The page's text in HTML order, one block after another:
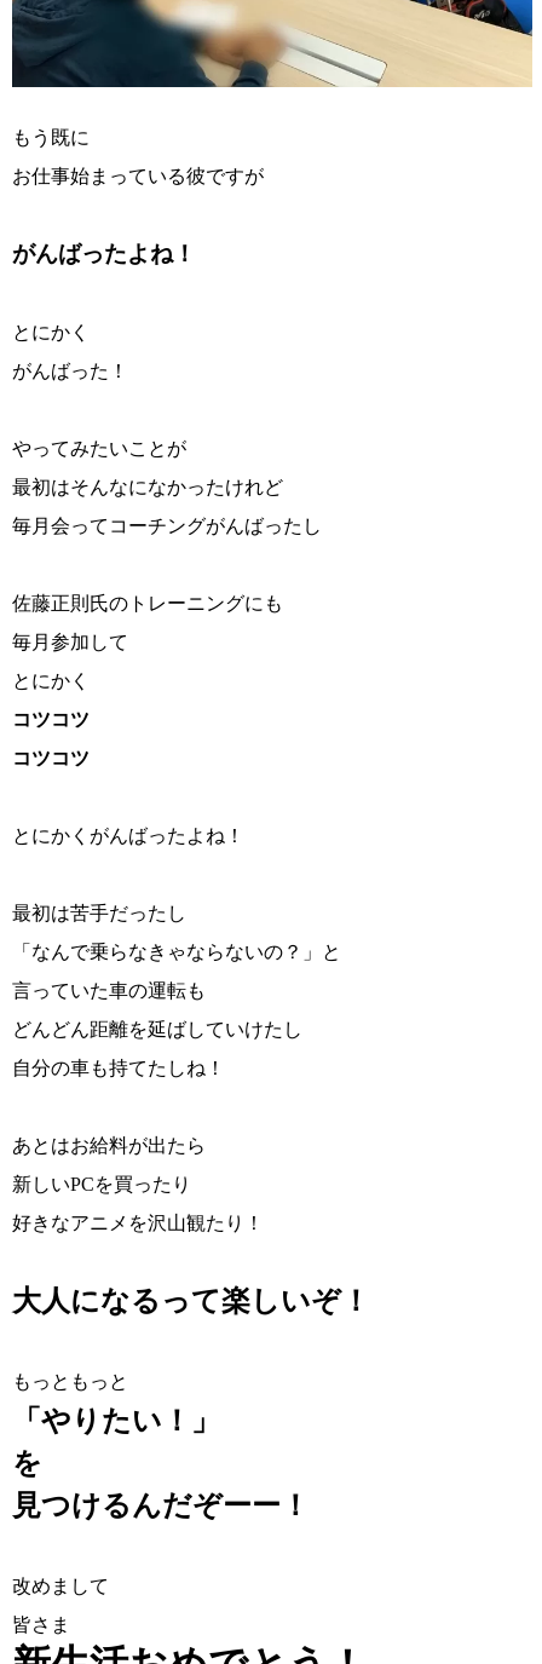
もう既に
お仕事始まっている彼ですが
がんばったよね！
とにかく
がんばった！
やってみたいことが
最初はそんなになかったけれど
毎月会ってコーチングがんばったし
佐藤正則氏のトレーニングにも
毎月参加して
とにかく
コツコツ
コツコツ
とにかくがんばったよね！
最初は苦手だったし
「なんで乗らなきゃならないの？」と
言っていた車の運転も
どんどん距離を延ばしていけたし
自分の車も持てたしね！
あとはお給料が出たら
新しいPCを買ったり
好きなアニメを沢山観たり！
大人になるって楽しいぞ！
もっともっと
「やりたい！」
を
見つけるんだぞーー！
改めまして
皆さま